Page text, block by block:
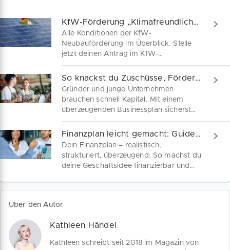
KfW-Förderung „Klimafreundlicher Neubau“: Wohngebäude
Alle Konditionen der KfW-
Neubauförderung im Überblick. Stelle
jetzt deinen Antrag im KfW-
Förderprogramm „Klima­freundlicher
Neubau“. Privatpersonen, Unternehmen,
Verbände und Vereine erhalten
zinsverbilligte Bau-Kredite mit bis zu 35
Jahren Laufzeit und bis zu 10 Jahren
So knackst du Zuschüsse, Fördermittel & Kredite
Gründer und junge Unternehmen
brauchen schnell Kapital. Mit einem
überzeugenden Businessplan sicherst
du dir Fördermittel, Zuschüsse und
Darlehen. Unser Guide zeigt dir, was
Banken und Behörden erwarten – und
liefert dir deinen individuellen
Businessplan kostenlos dazu.
Finanzplan leicht gemacht: Guide für Gründer
Dein Finanzplan – realistisch,
strukturiert, überzeugend: So machst du
deine Geschäftsidee finanzierbar und
Über den Autor
Kathleen Händel
Kathleen schreibt seit 2018 im Magazin von